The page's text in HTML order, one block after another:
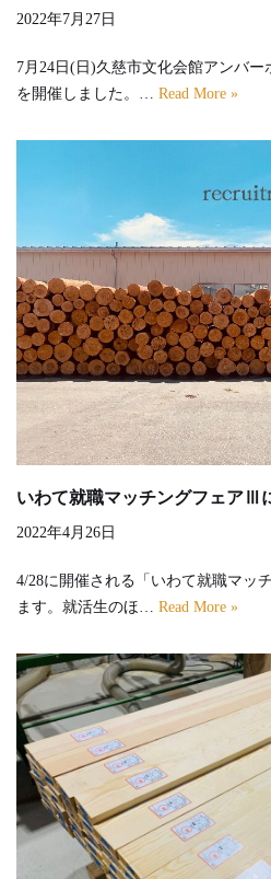
2022年7月27日
7月24日(日)久慈市文化会館アンバー
を開催しました。… Read More »
いわて就職マッチングフェアⅢ
2022年4月26日
4/28に開催される「いわて就職マッ
ます。就活生のほ… Read More »